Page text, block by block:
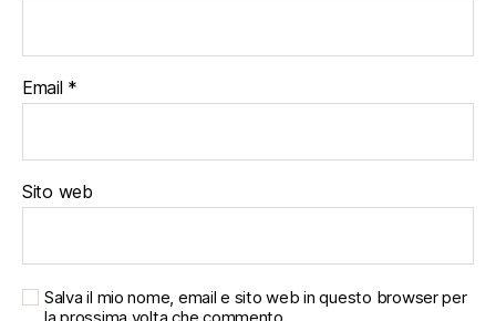
Email *
Sito web
Salva il mio nome, email e sito web in questo browser per
la prossima volta che commento.